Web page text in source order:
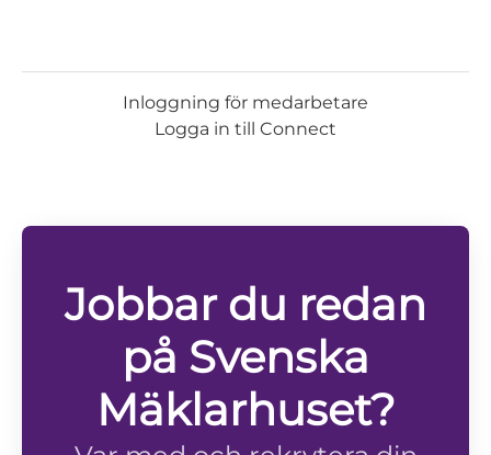
Inloggning för medarbetare
Logga in till Connect
Jobbar du redan
på Svenska
Mäklarhuset?